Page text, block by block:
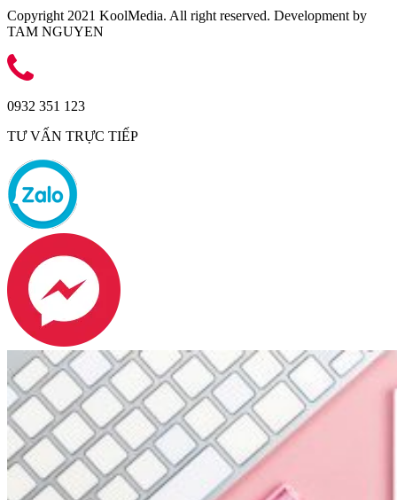
Copyright 2021 KoolMedia. All right reserved. Development by
TAM NGUYEN
0932 351 123
TƯ VẤN TRỰC TIẾP